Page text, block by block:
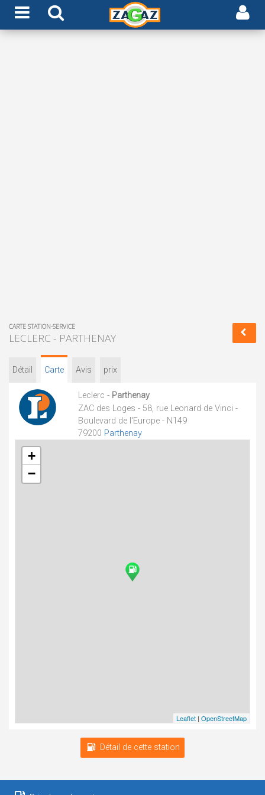
CARTE STATION-SERVICE
LECLERC - PARTHENAY
Détail Carte Avis prix
Leclerc - Parthenay
ZAC des Loges - 58, rue Leonard de Vinci -
Boulevard de l'Europe - N149
79200 Parthenay
+
−
Leaflet | OpenStreetMap
Détail de cette station